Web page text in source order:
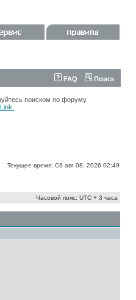
FAQ Поиск
поиском по форуму.
Текущее время: Сб авг 08, 2026 02:49
Часовой пояс: UTC + 3 часа